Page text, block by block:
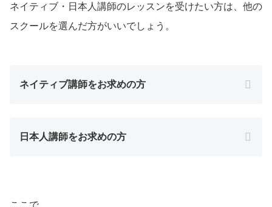
ネイティブ・日本人講師のレッスンを受けたい方は、他の
スクールを選んだ方がいいでしょう。
ネイティブ講師をお求めの方
日本人講師をお求めの方
ここで、